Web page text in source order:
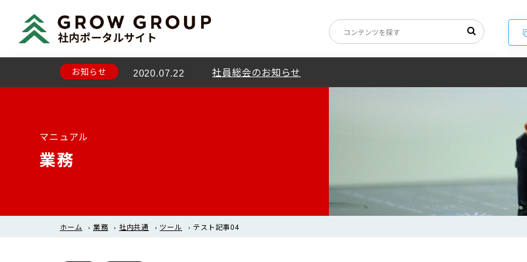
お知らせ 2020.07.21
お知らせ 2020.07.22 社員総会のお知らせ
マニュアル
業務
ホーム › 業務 › 社内共通 › ツール › テスト記事04